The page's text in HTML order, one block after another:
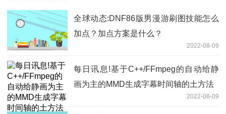
全球动态:DNF86版男漫游刷图技能怎么
加点？加点方案是什么？
2022-08-09
每日讯息!基于C++/FFmpeg的自动给静
画为主的MMD生成字幕时间轴的土方法
2022-08-09